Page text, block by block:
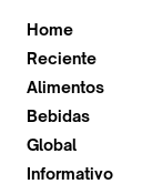
Home
Reciente
Alimentos
Bebidas
Global
Informativo